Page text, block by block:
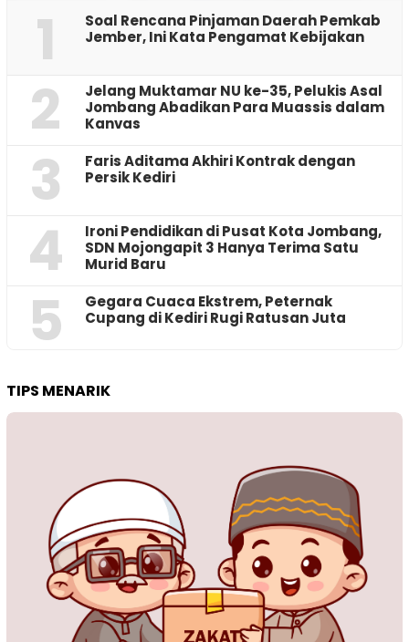
1
‎Soal Rencana Pinjaman Daerah Pemkab
Jember, Ini Kata Pengamat Kebijakan ‎
2
Jelang Muktamar NU ke-35, Pelukis Asal
Jombang Abadikan Para Muassis dalam
Kanvas
3
Faris Aditama Akhiri Kontrak dengan
Persik Kediri
4
Ironi Pendidikan di Pusat Kota Jombang,
SDN Mojongapit 3 Hanya Terima Satu
Murid Baru
5
‎Gegara Cuaca Ekstrem, Peternak
Cupang di Kediri Rugi Ratusan Juta
TIPS MENARIK